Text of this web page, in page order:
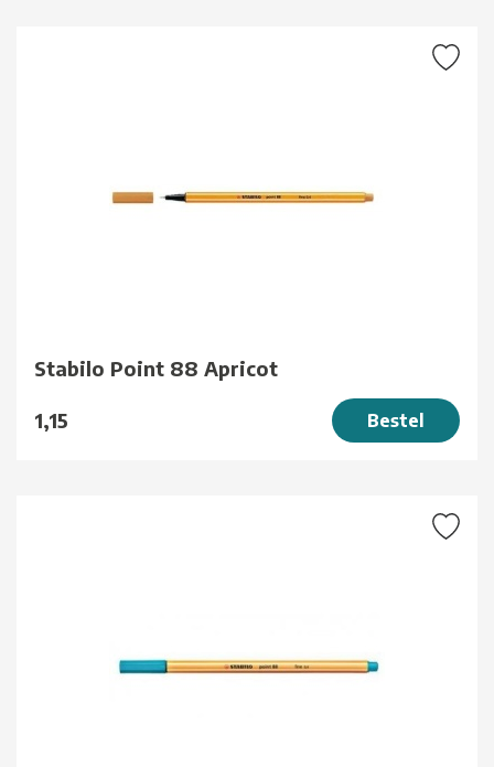
Stabilo Point 88 Apricot
1,15 Bestel